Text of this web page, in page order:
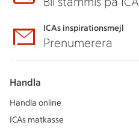
ICAs inspirationsmejl
Prenumerera
Handla
Handla online
ICAs matkasse